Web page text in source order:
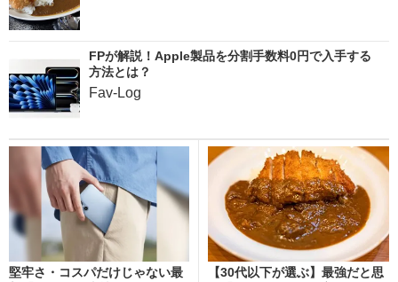
FPが解説！Apple製品を分割手数料0円で入手する
方法とは？
Fav-Log
堅牢さ・コスパだけじゃない最
【30代以下が選ぶ】最強だと思